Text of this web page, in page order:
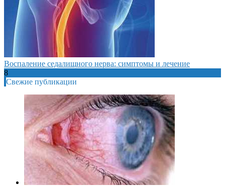
Воспаление седалищного нерва: симптомы и лечение
8
Свежие публикации